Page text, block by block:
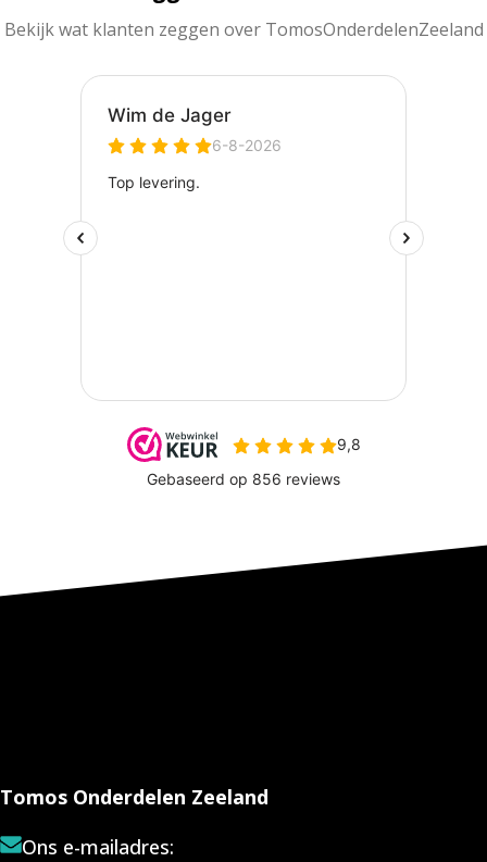
Bekijk wat klanten zeggen over TomosOnderdelenZeeland
Tomos Onderdelen Zeeland
Ons e-mailadres: